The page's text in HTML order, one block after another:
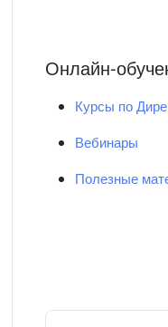
Онлайн-
Курсы по
Вебинары
Полезные